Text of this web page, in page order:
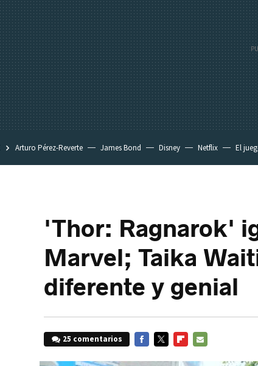
Arturo Pérez-Reverte James Bond Disney Netflix El
'Thor: Ragnarok'
Marvel; Taika
diferente y genial
25 comentarios